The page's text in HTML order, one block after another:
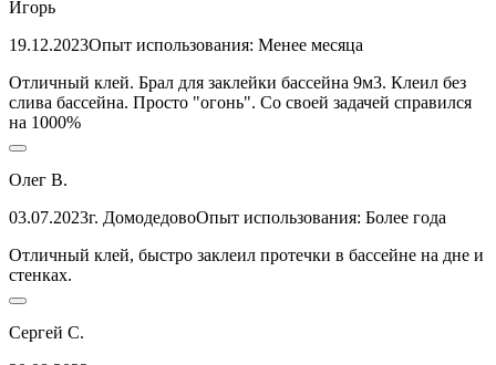
Игорь
19.12.2023Опыт использования: Менее месяца
Отличный клей. Брал для заклейки бассейна 9м3. Клеил без
слива бассейна. Просто "огонь". Со своей задачей справился
на 1000%
Олег В.
03.07.2023г. ДомодедовоОпыт использования: Более года
Отличный клей, быстро заклеил протечки в бассейне на дне и
стенках.
Сергей С.